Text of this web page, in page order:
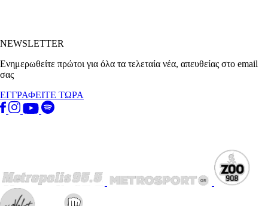
NEWSLETTER
Ενημερωθείτε πρώτοι για όλα τα τελεταία νέα, απευθείας στο email
σας
ΕΓΓΡΑΦΕΙΤΕ ΤΩΡΑ